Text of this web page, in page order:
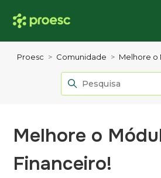
Proesc Comunidade Melhore o
Melhore o
Financeiro!